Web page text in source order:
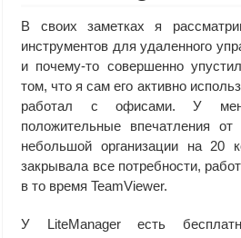
В своих заметках я
инструментов для удаленного
и почему-то совершенно
том, что я сам его активно
работал с офисами. У
положительные впечатления
небольшой организации на 20
закрывала все потребности,
в то время TeamViewer.
У LiteManager есть